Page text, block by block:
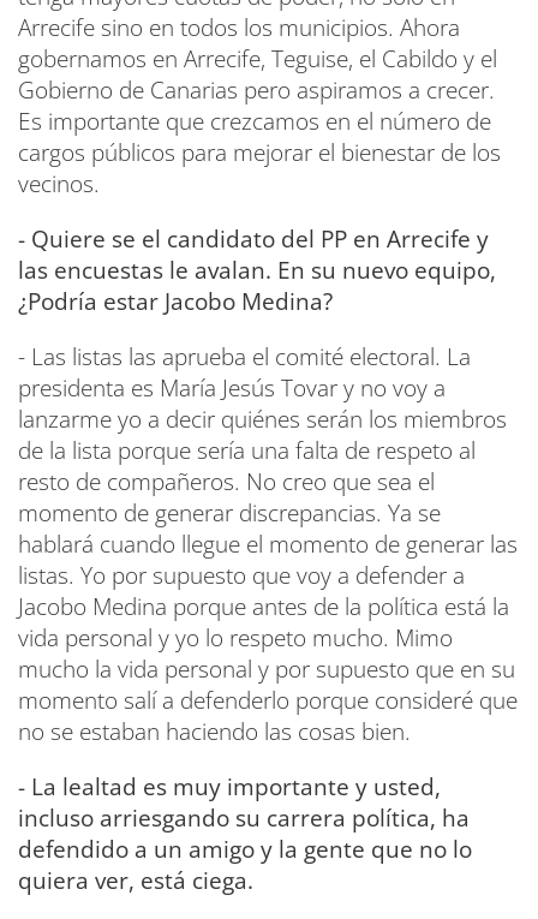
Arrecife sino en todos los municipios. Ahora
gobernamos en Arrecife, Teguise, el Cabildo y el
Gobierno de Canarias pero aspiramos a crecer.
Es importante que crezcamos en el número de
cargos públicos para mejorar el bienestar de los
vecinos.
- Quiere se el candidato del PP en Arrecife y
las encuestas le avalan. En su nuevo equipo,
¿Podría estar Jacobo Medina?
- Las listas las aprueba el comité electoral. La
presidenta es María Jesús Tovar y no voy a
lanzarme yo a decir quiénes serán los miembros
de la lista porque sería una falta de respeto al
resto de compañeros. No creo que sea el
momento de generar discrepancias. Ya se
hablará cuando llegue el momento de generar las
listas. Yo por supuesto que voy a defender a
Jacobo Medina porque antes de la política está la
vida personal y yo lo respeto mucho. Mimo
mucho la vida personal y por supuesto que en su
momento salí a defenderlo porque consideré que
no se estaban haciendo las cosas bien.
- La lealtad es muy importante y usted,
incluso arriesgando su carrera política, ha
defendido a un amigo y la gente que no lo
quiera ver, está ciega.